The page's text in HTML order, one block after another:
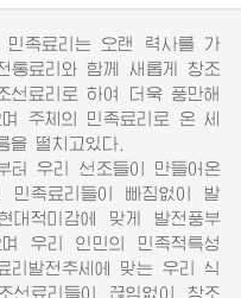
족료리는 오랜 력사를 가
통료리와 함께 새롭게 창조
선료리로 하여 더욱 풍만해
며 주체의 민족료리로 온 세
을 떨치고있다.
우리 선조들이 만들어온
민족료리들이 빠짐없이 발
대적미감에 맞게 발전풍부
며 우리 인민의 민족적특성
리발전추세에 맞는 우리 식
선료리들이 끊임없이 창조